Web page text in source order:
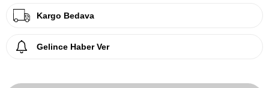
Kargo Bedava
Gelince Haber Ver